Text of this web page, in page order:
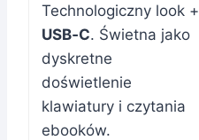
Technologiczny look +
USB‑C. Świetna jako
dyskretne
doświetlenie
klawiatury i czytania
ebooków.